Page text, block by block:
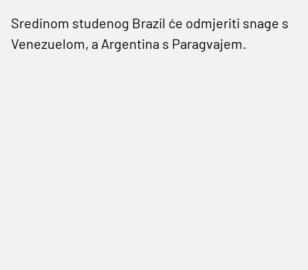
Sredinom studenog Brazil će odmjeriti snage s
Venezuelom, a Argentina s Paragvajem.